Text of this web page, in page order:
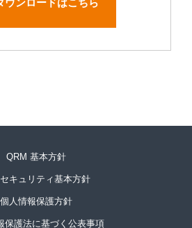
ウンロードはこちら
QRM 基本方針
キュリティ基本方針
個人情報保護方針
保護法に基づく公表事項